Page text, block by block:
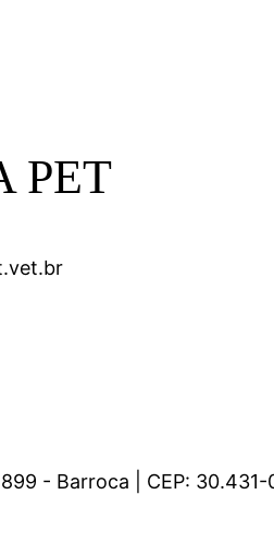
PET
- Barroca | CEP: